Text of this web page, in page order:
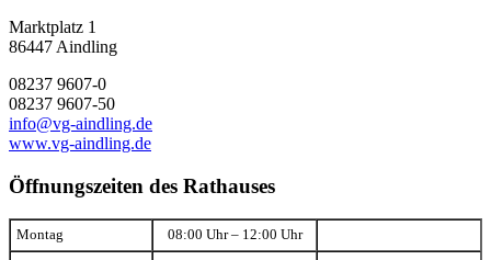
Marktplatz 1
86447 Aindling
08237 9607-0
08237 9607-50
info@vg-aindling.de
www.vg-aindling.de
Öffnungszeiten des Rathauses
Montag 08:00 Uhr – 12:00 Uhr